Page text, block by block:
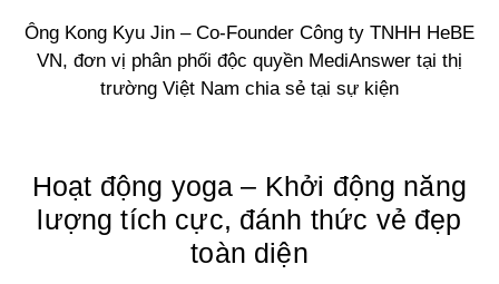
Ông Kong Kyu Jin – Co-Founder Công ty TNHH HeBE
VN, đơn vị phân phối độc quyền MediAnswer tại thị
trường Việt Nam chia sẻ tại sự kiện
Hoạt động yoga – Khởi động năng
lượng tích cực, đánh thức vẻ đẹp
toàn diện